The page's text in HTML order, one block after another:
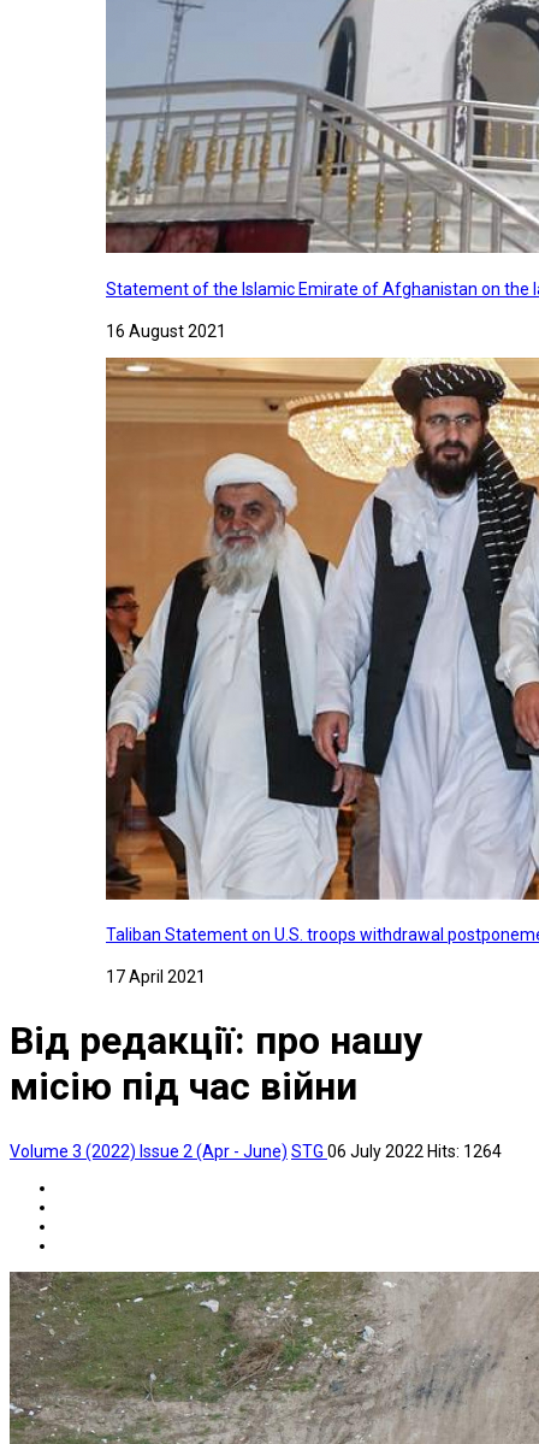
Statement of the Islamic Emirate of Afghanistan on
16 August 2021
Taliban Statement on U.S. troops withdrawal
17 April 2021
Від редакції: про нашу
місію під час війни
Volume 3 (2022) Issue 2 (Apr - June) STG 06 July 2022 Hits: 1264